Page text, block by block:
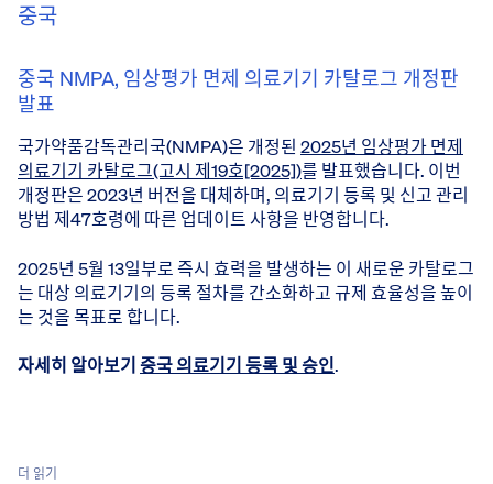
중국
중국 NMPA, 임상평가 면제 의료기기 카탈로그 개정판
발표
국가약품감독관리국(NMPA)은 개정된 2025년 임상평가 면제
의료기기 카탈로그(고시 제19호[2025])를 발표했습니다. 이번
개정판은 2023년 버전을 대체하며, 의료기기 등록 및 신고 관리
방법 제47호령에 따른 업데이트 사항을 반영합니다.
2025년 5월 13일부로 즉시 효력을 발생하는 이 새로운 카탈로그
는 대상 의료기기의 등록 절차를 간소화하고 규제 효율성을 높이
는 것을 목표로 합니다.
자세히 알아보기 중국 의료기기 등록 및 승인.
더 읽기